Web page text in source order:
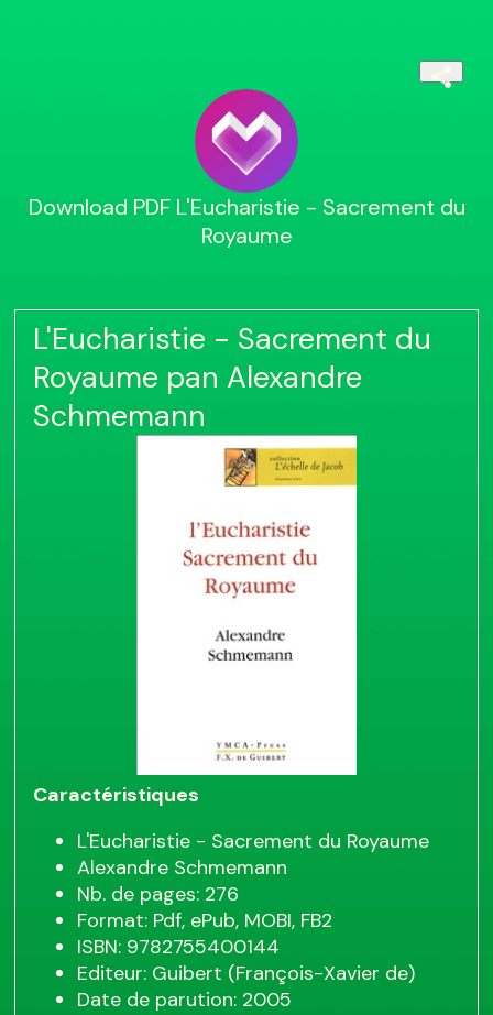
Download PDF L'Eucharistie - Sacrement du
Royaume
L'Eucharistie - Sacrement du
Royaume pan Alexandre
Schmemann
Caractéristiques
L'Eucharistie - Sacrement du Royaume
Alexandre Schmemann
Nb. de pages: 276
Format: Pdf, ePub, MOBI, FB2
ISBN: 9782755400144
Editeur: Guibert (François-Xavier de)
Date de parution: 2005